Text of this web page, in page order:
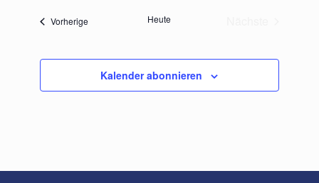
Vorherige VeranstaltungenHeute
Kalender abonnieren